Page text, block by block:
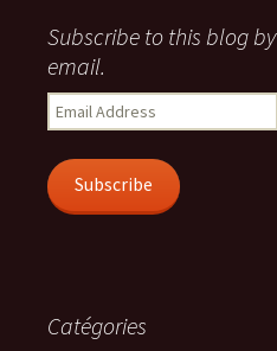
Subscribe to this blog by
email.
Email
Address
Subscribe
Catégories